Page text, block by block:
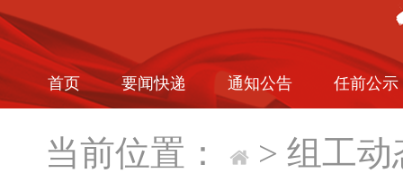
首页 要闻快递 通知公告 任前公示
当前位置： > 组工动